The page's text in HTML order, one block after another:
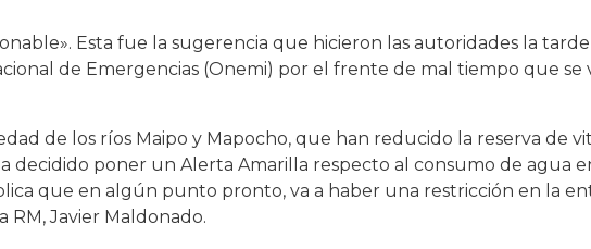
Esta fue la sugerencia que hicieron las autoridades la
de Emergencias (Onemi) por el frente de mal tiempo que se
de los ríos Maipo y Mapocho, que han reducido la reserva de
decidido poner un Alerta Amarilla respecto al consumo de agua
que en algún punto pronto, va a haber una restricción en la
RM, Javier Maldonado.